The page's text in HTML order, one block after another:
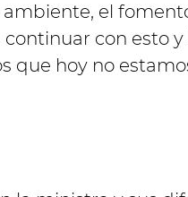
el
con esto y
que hoy no